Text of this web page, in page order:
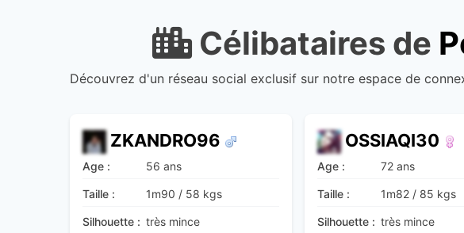
Célibataires de
Découvrez d'un réseau social exclusif sur notre espace de
ZKANDRO96
Age : 56 ans
Taille : 1m90 / 58 kgs
Silhouette : très mince
OSSIAQI30
Age : 72 ans
Taille : 1m82 / 85 kgs
Silhouette : très mince